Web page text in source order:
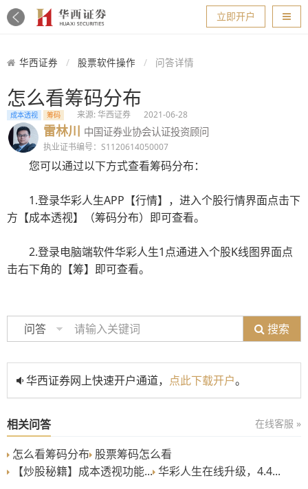
导航
立即开户
华西证券 股票软件操作 问答详情
怎么看筹码分布
成本透视 筹码 来源: 华西证券 2021-06-28
雷林川 中国证券业协会认证投资顾问
执业证书编号：S1120614050007
您可以通过以下方式查看筹码分布：
1.登录华彩人生APP【行情】，进入个股行情界面点击下
方【成本透视】（筹码分布）即可查看。
2.登录电脑端软件华彩人生1点通进入个股K线图界面点
击右下角的【筹】即可查看。
问答 搜索
华西证券网上快速开户通道， 点此下载开户。
相关问答 在线客服 »
怎么看筹码分布 股票筹码怎么看
【炒股秘籍】成本透视功能... 华彩人生在线升级，4.4...